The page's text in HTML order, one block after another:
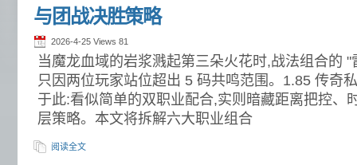
与团战决胜策略
2026-4-25 Views 81
当魔龙血域的岩浆溅起第三朵火花时,战法组合
只因两位玩家站位超出 5 码共鸣范围。1.85 传奇
于此:看似简单的双职业配合,实则暗藏距离把控、
层策略。本文将拆解六大职业组合
阅读全文